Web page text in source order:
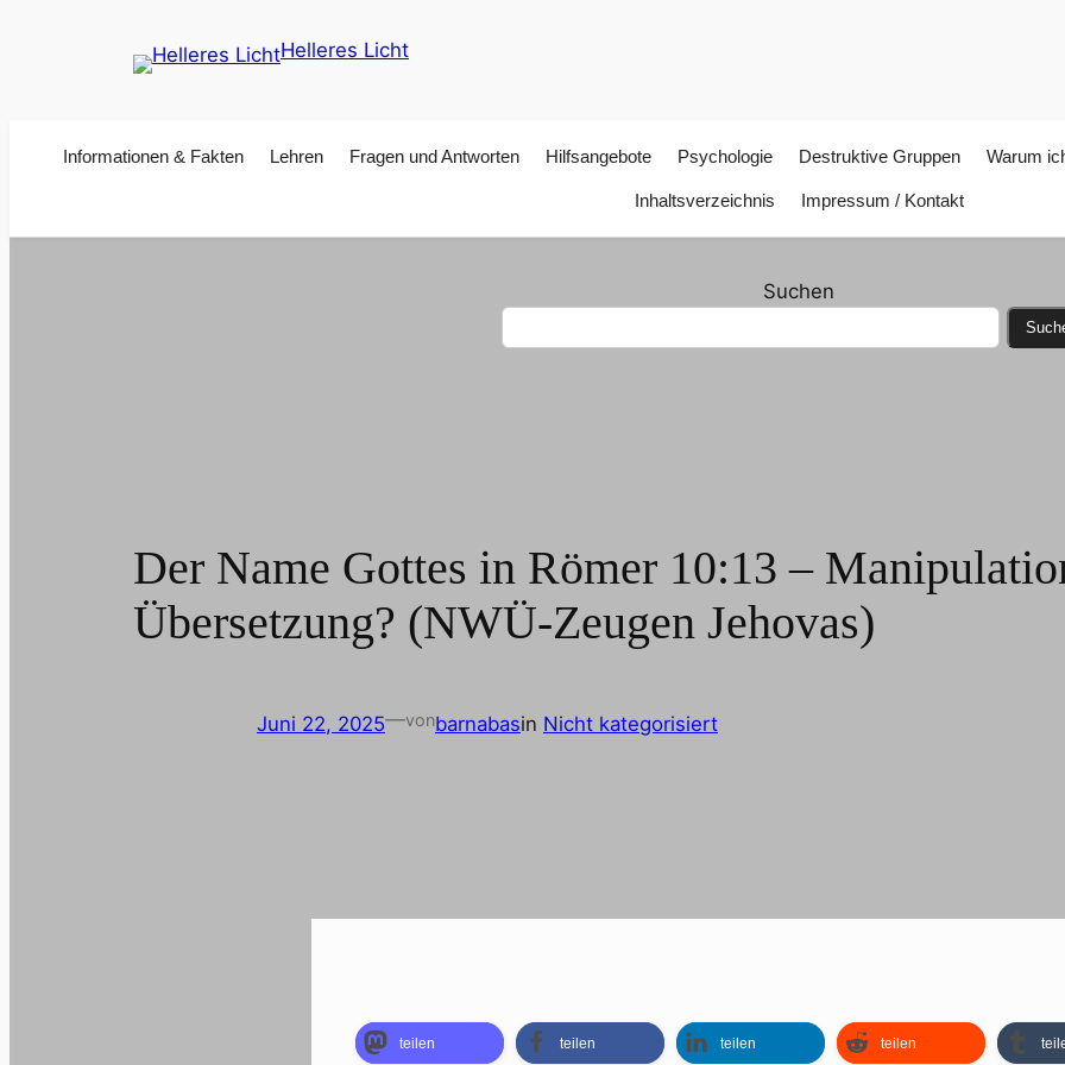
Helleres Licht
Informationen & Fakten Lehren Fragen und Antworten Hilfsangebote Psychologie Destruktive Gruppen Warum
Inhaltsverzeichnis Impressum / Kontakt
Suchen
Der Name Gottes in Römer 10:13 –
Übersetzung? (NWÜ-Zeugen Jehovas)
Juni 22, 2025—vonbarnabasin Nicht kategorisiert
teilen teilen teilen teilen